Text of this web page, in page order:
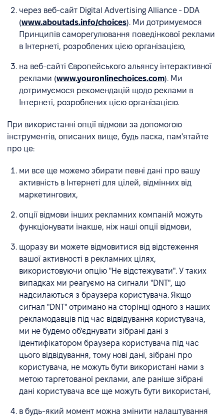
через веб-сайт Digital Advertising Alliance - DDA
(www.aboutads.info/choices). Ми дотримуємося
Принципів саморегулювання поведінкової реклами
в Інтернеті, розроблених цією організацією,
на веб-сайті Європейського альянсу інтерактивної
реклами (www.youronlinechoices.com). Ми
дотримуємося рекомендацій щодо реклами в
Інтернеті, розроблених цією організацією.
При використанні опції відмови за допомогою
інструментів, описаних вище, будь ласка, пам'ятайте
про це:
ми все ще можемо збирати певні дані про вашу
активність в Інтернеті для цілей, відмінних від
маркетингових,
опції відмови інших рекламних компаній можуть
функціонувати інакше, ніж наші опції відмови,
щоразу ви можете відмовитися від відстеження
вашої активності в рекламних цілях,
використовуючи опцію "Не відстежувати". У таких
випадках ми реагуємо на сигнали "DNT", що
надсилаються з браузера користувача. Якщо
сигнал "DNT" отримано на сторінці одного з наших
рекламодавців під час відвідування користувача,
ми не будемо об'єднувати зібрані дані з
ідентифікатором браузера користувача під час
цього відвідування, тому нові дані, зібрані про
користувача, не можуть бути використані нами з
метою таргетованої реклами, але раніше зібрані
дані користувача все ще можуть бути використані,
в будь-який момент можна змінити налаштування